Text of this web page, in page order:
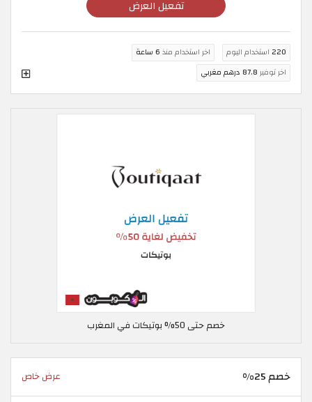
تفعيل العرض
220 استخدام اليوم اخر استخدام منذ 6 ساعة
اخر توفير 87.8 درهم مغربي
خصم حتى 50% بوتيكات في المغرب
خصم 25% عرض خاص